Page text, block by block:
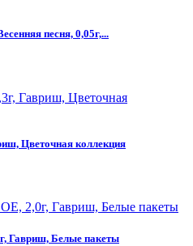
песня, 0,05г,...
Цветочная коллекция
Гавриш, Белые пакеты